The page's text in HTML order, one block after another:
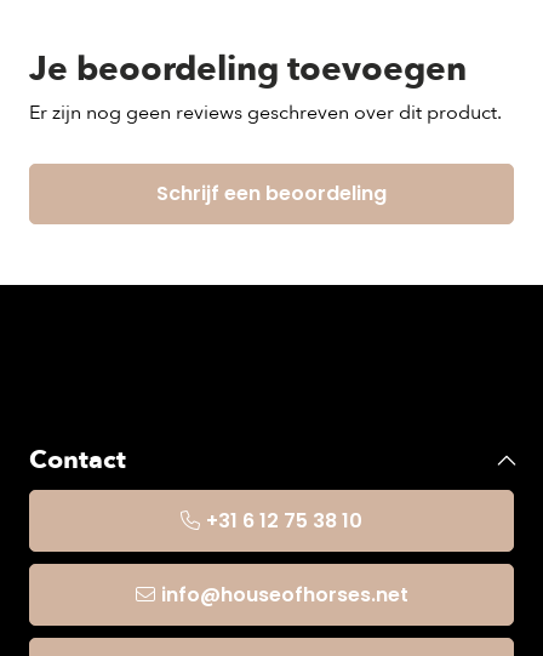
Je beoordeling toevoegen
Er zijn nog geen reviews geschreven over dit product.
Schrijf een beoordeling
Contact
+31 6 12 75 38 10
info@houseofhorses.net